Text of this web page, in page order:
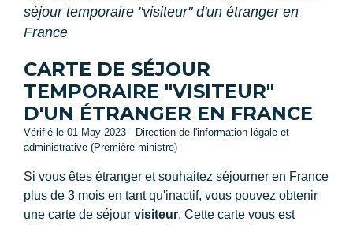
séjour temporaire "visiteur" d'un étranger en
France
CARTE DE SÉJOUR
TEMPORAIRE "VISITEUR"
D'UN ÉTRANGER EN FRANCE
Vérifié le 01 May 2023 - Direction de l'information légale et
administrative (Première ministre)
Si vous êtes étranger et souhaitez séjourner en France
plus de 3 mois en tant qu'inactif, vous pouvez obtenir
une carte de séjour visiteur. Cette carte vous est